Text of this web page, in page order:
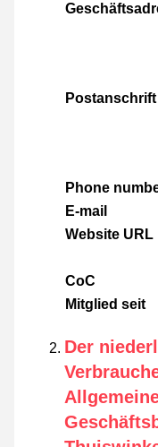
Postanschrift
Phone
E-mail
Website URL
CoC
Mitglied seit
Der